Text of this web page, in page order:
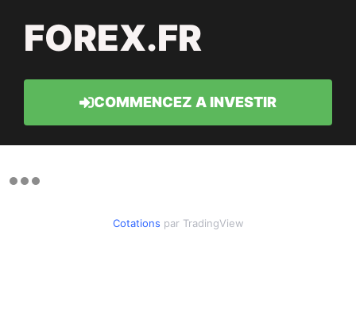
FOREX.FR
COMMENCEZ A INVESTIR
Cotations par TradingView